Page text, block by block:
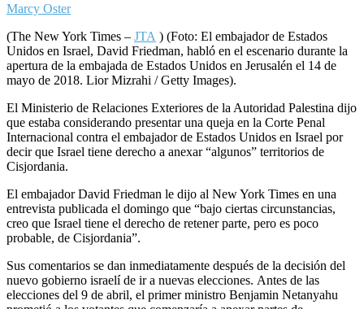
Marcy Oster
(The New York Times – JTA ) (Foto: El embajador de Estados
Unidos en Israel, David Friedman, habló en el escenario durante la
apertura de la embajada de Estados Unidos en Jerusalén el 14 de
mayo de 2018. Lior Mizrahi / Getty Images).
El Ministerio de Relaciones Exteriores de la Autoridad Palestina dijo
que estaba considerando presentar una queja en la Corte Penal
Internacional contra el embajador de Estados Unidos en Israel por
decir que Israel tiene derecho a anexar “algunos” territorios de
Cisjordania.
El embajador David Friedman le dijo al New York Times en una
entrevista publicada el domingo que “bajo ciertas circunstancias,
creo que Israel tiene el derecho de retener parte, pero es poco
probable, de Cisjordania”.
Sus comentarios se dan inmediatamente después de la decisión del
nuevo gobierno israelí de ir a nuevas elecciones. Antes de las
elecciones del 9 de abril, el primer ministro Benjamin Netanyahu